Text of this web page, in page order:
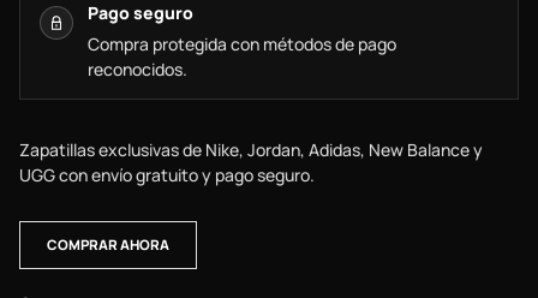
Pago seguro
Compra protegida con métodos de pago
reconocidos.
Zapatillas exclusivas de Nike, Jordan, Adidas, New Balance y
UGG con envío gratuito y pago seguro.
COMPRAR AHORA